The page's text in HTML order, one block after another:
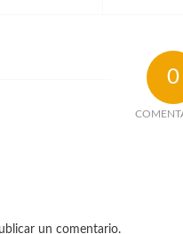
0
un comentario.